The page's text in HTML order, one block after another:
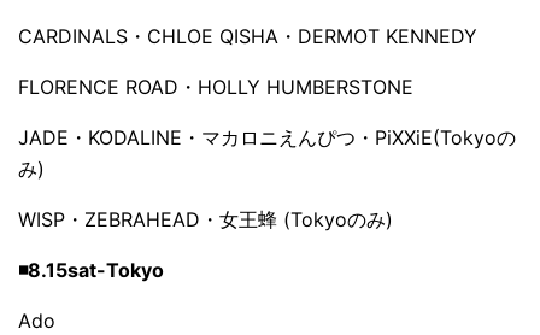
CARDINALS・CHLOE QISHA・DERMOT KENNEDY
FLORENCE ROAD・HOLLY HUMBERSTONE
JADE・KODALINE・マカロニえんぴつ・PiXXiE(Tokyoの
み)
WISP・ZEBRAHEAD・女王蜂 (Tokyoのみ)
◾️8.15sat-Tokyo
Ado